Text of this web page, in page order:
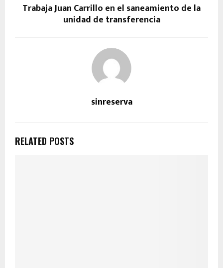
Trabaja Juan Carrillo en el saneamiento de la
unidad de transferencia
sinreserva
RELATED POSTS